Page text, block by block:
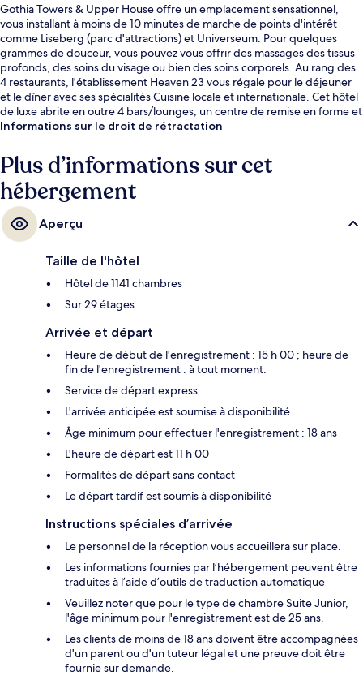
Gothia Towers & Upper House offre un emplacement sensationnel,
vous installant à moins de 10 minutes de marche de points d'intérêt
comme Liseberg (parc d'attractions) et Universeum. Pour quelques
grammes de douceur, vous pouvez vous offrir des massages des tissus
profonds, des soins du visage ou bien des soins corporels. Au rang des
4 restaurants, l'établissement Heaven 23 vous régale pour le déjeuner
et le dîner avec ses spécialités Cuisine locale et internationale. Cet hôtel
de luxe abrite en outre 4 bars/lounges, un centre de remise en forme et
une salle de fitness. Les autres voyageurs ne disent que du bien en ce
à une courte distance à pied : Arrêt de tram Korsvägen est à 4 min et
Arrêt de tram Scandinavium, à 6 min.
Informations sur le droit de rétractation
Plus d’informations sur cet
hébergement
Aperçu
Taille de l'hôtel
Hôtel de 1141 chambres
Sur 29 étages
Arrivée et départ
Heure de début de l'enregistrement : 15 h 00 ; heure de
fin de l'enregistrement : à tout moment.
Service de départ express
L'arrivée anticipée est soumise à disponibilité
Âge minimum pour effectuer l'enregistrement : 18 ans
L'heure de départ est 11 h 00
Formalités de départ sans contact
Le départ tardif est soumis à disponibilité
Instructions spéciales d’arrivée
Le personnel de la réception vous accueillera sur place.
Les informations fournies par l’hébergement peuvent être
traduites à l’aide d’outils de traduction automatique
Veuillez noter que pour le type de chambre Suite Junior,
l'âge minimum pour l'enregistrement est de 25 ans.
Les clients de moins de 18 ans doivent être accompagnées
d'un parent ou d'un tuteur légal et une preuve doit être
fournie sur demande.